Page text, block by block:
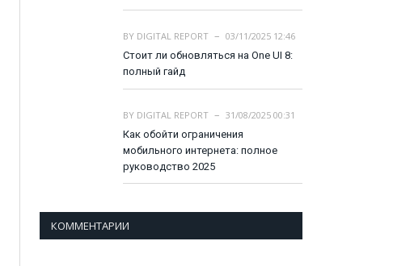
BY DIGITAL REPORT
03/11/2025 12:46
Стоит ли обновляться на One UI 8:
полный гайд
BY DIGITAL REPORT
31/08/2025 00:31
Как обойти ограничения
мобильного интернета: полное
руководство 2025
КОММЕНТАРИИ